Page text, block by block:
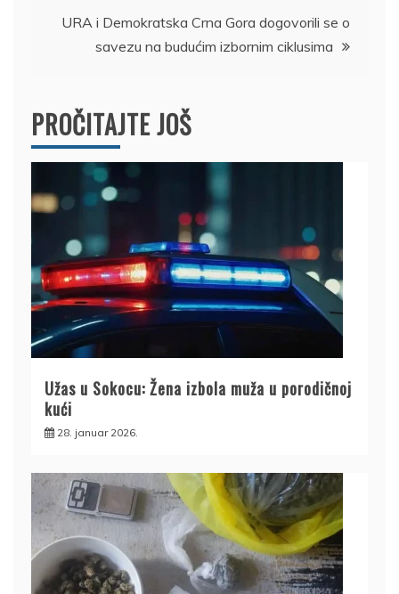
URA i Demokratska Crna Gora dogovorili se o
savezu na budućim izbornim ciklusima
PROČITAJTE JOŠ
Užas u Sokocu: Žena izbola muža u porodičnoj
kući
28. januar 2026.